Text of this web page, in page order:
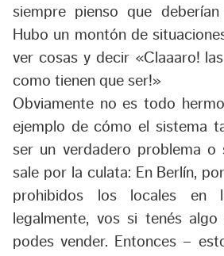
siempre pienso que
Hubo un montón de
ver cosas y decir «Claaaro!
como tienen que ser!»
Obviamente no es todo
ejemplo de cómo el sistema
ser un verdadero problema
sale por la culata: En Berlín,
prohibidos los locales en
legalmente, vos si tenés
podes vender. Entonces –